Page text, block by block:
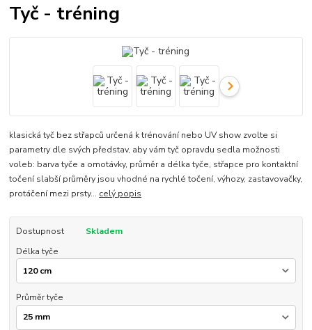
Tyč - tréning
klasická tyč bez střapců určená k trénování nebo UV show zvolte si
parametry dle svých představ, aby vám tyč opravdu sedla možnosti
voleb: barva tyče a omotávky, průměr a délka tyče, střapce pro kontaktní
točení slabší průměry jsou vhodné na rychlé točení, výhozy, zastavovačky,
protáčení mezi prsty... celý popis
Dostupnost
Skladem
Délka tyče
Průměr tyče